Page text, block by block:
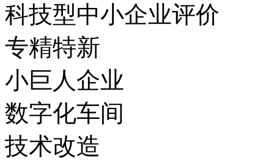
科技型中小企业评价
专精特新
小巨人企业
数字化车间
技术改造